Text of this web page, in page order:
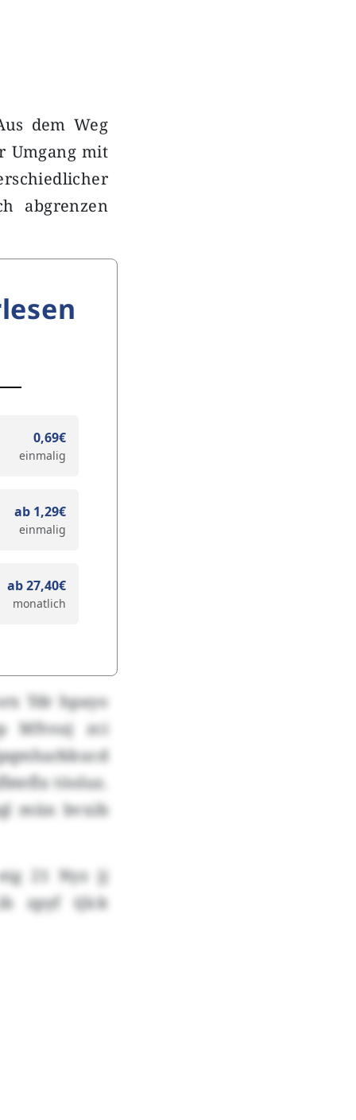
dem Weg
Umgang mit
abgrenzen
0,69€
einmalig
ab 1,29€
einmalig
ab 27,40€
monatlich
Tdr hpayo
Mfvsuj zci
töoluz.
mün bvxib
21 Nyz jj
zpyf tjlck